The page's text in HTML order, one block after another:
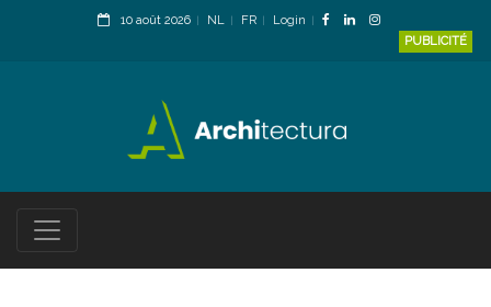
10 août 2026 NL FR
Login
PUBLICITÉ